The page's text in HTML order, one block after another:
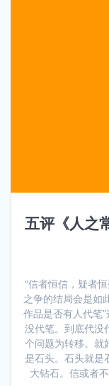
五评《人之
“信者恒信，疑者
之争的结局会是如
作品是否有人代笔
没代笔。到底代没
个问题为转移。就
是石头。石头就是
大钻石。信或者